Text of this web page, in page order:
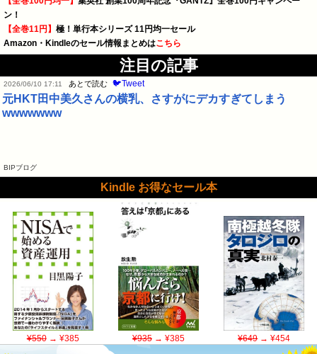
ン！
【全巻11円】 極！単行本シリーズ 11円均一セール
Amazon・Kindleのセール情報まとめはこちら
注目の記事
2026/06/10 17:11 あとで読む 🐦Tweet
元HKT田中美久さんの横乳、さすがにデカすぎてしまう
wwwwwww
BIPブログ
Kindle お得なセール本
¥550→ ¥385 ¥935→ ¥385 ¥649→ ¥454